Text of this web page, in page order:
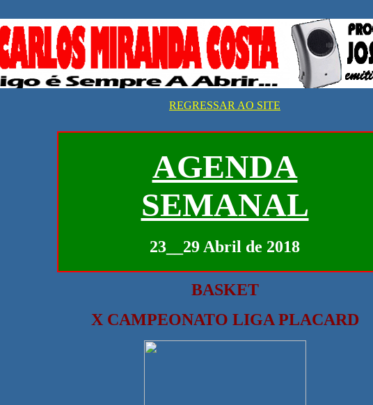
REGRESSAR AO SITE
AGENDA
SEMANAL
23__29 Abril de 2018
BASKET
X CAMPEONATO LIGA PLACARD